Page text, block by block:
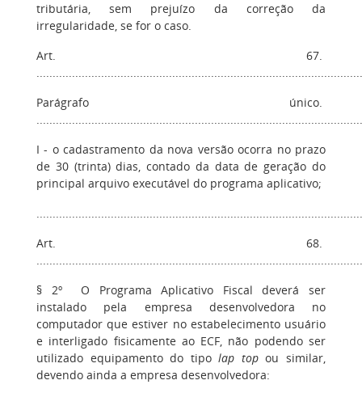
tributária, sem prejuízo da correção da
irregularidade, se for o caso.
Art. 67.
Parágrafo único.
I - o cadastramento da nova versão ocorra no prazo
de 30 (trinta) dias, contado da data de geração do
principal arquivo executável do programa aplicativo;
Art. 68.
§ 2º O Programa Aplicativo Fiscal deverá ser
instalado pela empresa desenvolvedora no
computador que estiver no estabelecimento usuário
e interligado fisicamente ao ECF, não podendo ser
utilizado equipamento do tipolap topou similar,
devendo ainda a empresa desenvolvedora: